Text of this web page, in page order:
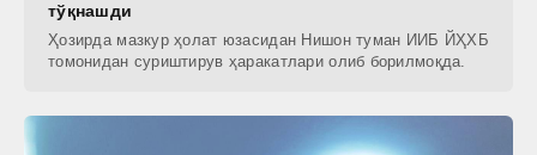
тўқнашди
Ҳозирда мазкур ҳолат юзасидан Нишон туман ИИБ ЙҲХБ
томонидан суриштирув ҳаракатлари олиб борилмоқда.